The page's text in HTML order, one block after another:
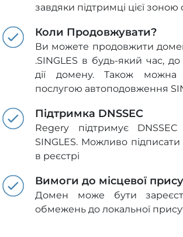
завдяки підтримці цієї зоною
Коли Продовжувати?
Ви можете продовжити
.SINGLES в будь-який час, до
дії домену. Також можна
послугою автоподовження
Підтримка DNSSEC
Regery підтримує
SINGLES. Можливо
в реєстрі
Вимоги до місцевої
Домен може бути
обмежень до локальної